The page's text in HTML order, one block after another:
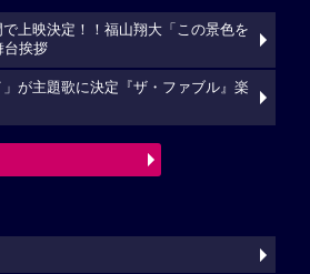
上映決定！！福山翔大「この景色を
台挨拶
が主題歌に決定『ザ・ファブル』楽